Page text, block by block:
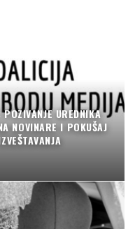
UREDNIKA
NOVINARE I POKUŠAJ